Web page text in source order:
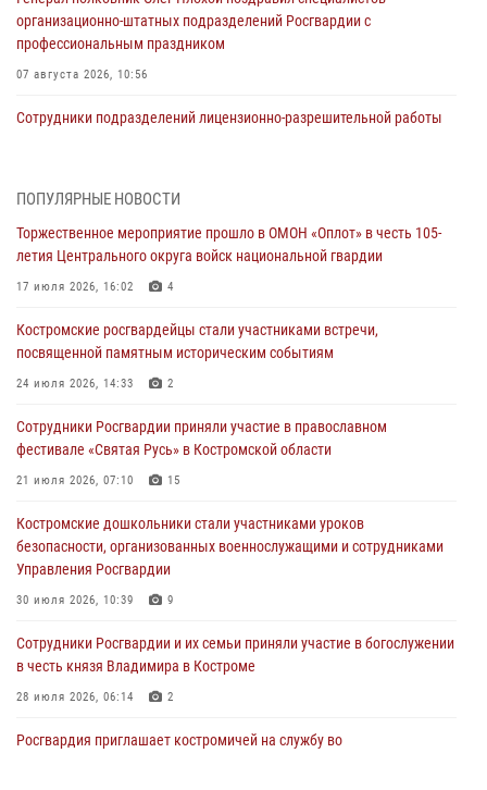
организационно-штатных подразделений Росгвардии с
профессиональным праздником
07 августа 2026, 10:56
Сотрудники подразделений лицензионно-разрешительной работы
06 августа 2026, 07:50
В Костромской области продолжается проведение акции «Каникулы
с Росгвардией»
05 августа 2026, 12:04
В Росгвардии по Костромской области проходят мероприятия,
посвященные 108-й годовщине со дня рождения генерала армии
Ивана Кирилловича Яковлева
Состоялась рабочая встреча директора Росгвардии Героя России
генерала армии Виктора Золотова с заместителем полномочного
Кавказском федеральном округе Виталием Кузнецовым
31 июля 2026, 07:08 4
Росгвардейцы знакомят костромичей со службой в ведомстве
ПОПУЛЯРНЫЕ НОВОСТИ
Торжественное мероприятие прошло в ОМОН «Оплот» в честь 105-
летия Центрального округа войск национальной гвардии
17 июля 2026, 16:02 4
Костромские росгвардейцы стали участниками встречи,
посвященной памятным историческим событиям
24 июля 2026, 14:33 2
Сотрудники Росгвардии приняли участие в православном
фестивале «Святая Русь» в Костромской области
21 июля 2026, 07:10 15
Костромские дошкольники стали участниками уроков
безопасности, организованных военнослужащими и сотрудниками
Управления Росгвардии
30 июля 2026, 10:39 9
Cотрудники Росгвардии и их семьи приняли участие в богослужении
в честь князя Владимира в Костроме
28 июля 2026, 06:14 2
Росгвардия приглашает костромичей на службу во